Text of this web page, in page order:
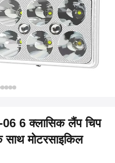
6 क्लासिक लैंप चिप
मोटरसाइकिल